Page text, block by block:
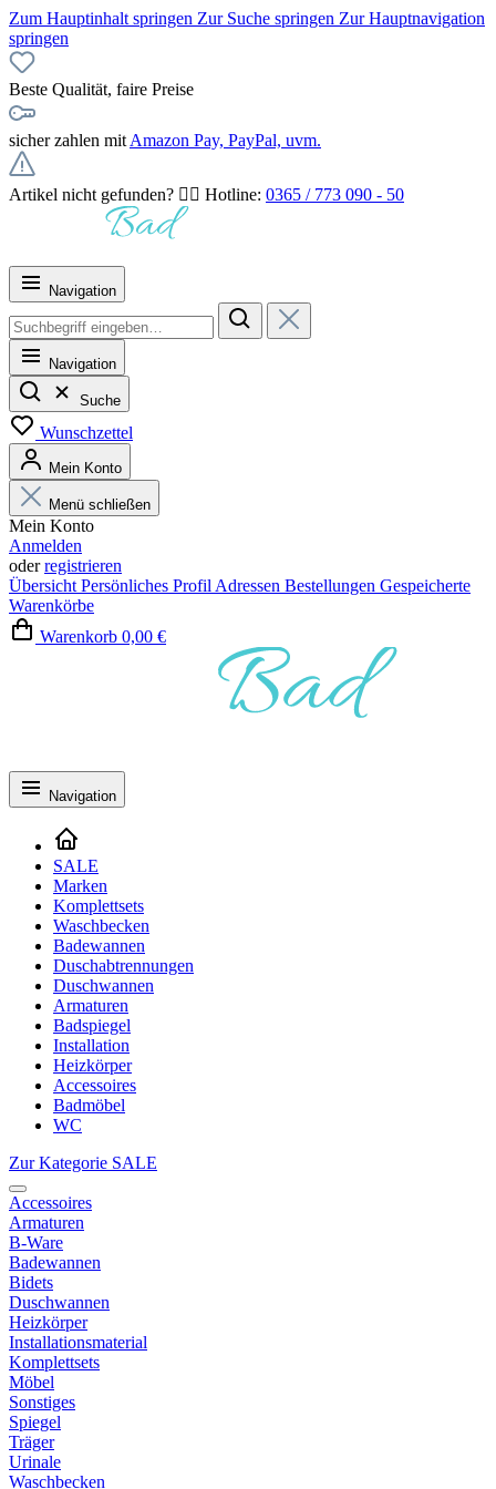
Zum Hauptinhalt springen Zur Suche springen Zur Hauptnavigation
springen
Beste Qualität, faire Preise
sicher zahlen mit Amazon Pay, PayPal, uvm.
Artikel nicht gefunden? 👉🏻 Hotline: 0365 / 773 090 - 50
Navigation
Navigation
Suche
Wunschzettel
Mein Konto
Menü schließen
Mein Konto
Anmelden
oderregistrieren
Übersicht Persönliches Profil Adressen Bestellungen Gespeicherte
Warenkörbe
Warenkorb 0,00 €
Navigation
SALE
Marken
Komplettsets
Waschbecken
Badewannen
Duschabtrennungen
Duschwannen
Armaturen
Badspiegel
Installation
Heizkörper
Accessoires
Badmöbel
WC
Zur Kategorie SALE
Accessoires
Armaturen
B-Ware
Badewannen
Bidets
Duschwannen
Heizkörper
Installationsmaterial
Komplettsets
Möbel
Sonstiges
Spiegel
Träger
Urinale
Waschbecken